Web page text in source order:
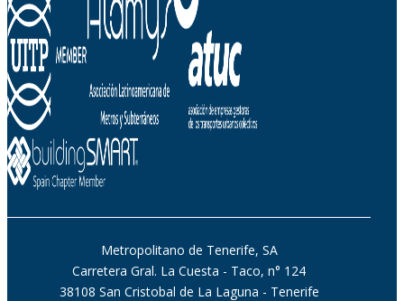
Metropolitano de Tenerife, SA
Carretera Gral. La Cuesta - Taco, n° 124
38108 San Cristobal de La Laguna - Tenerife